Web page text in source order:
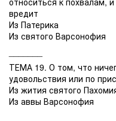
вредит
Из Патерика
Из святого Варсонофия
ТЕМА 19. О том, что
удовольствия или по
Из жития святого
Из аввы Варсонофия